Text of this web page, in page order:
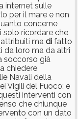
internet sulle
per il mare e non
concerne
solo ricordare che
ma di fatto
da loro ma da altri
soccorso già
chiedere
Navali della
Vigili del Fuoco; e
interventi con
che chiunque
con un dato